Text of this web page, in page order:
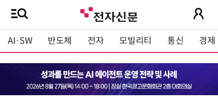
AI·SW 반도체 전자 모빌리티 통신 경제